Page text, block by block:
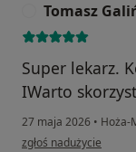
Tomasz
Super lekarz.
IWarto
27 maja 2026 • Hoża-
w opinii użytkownika
zgłoś nadużycie